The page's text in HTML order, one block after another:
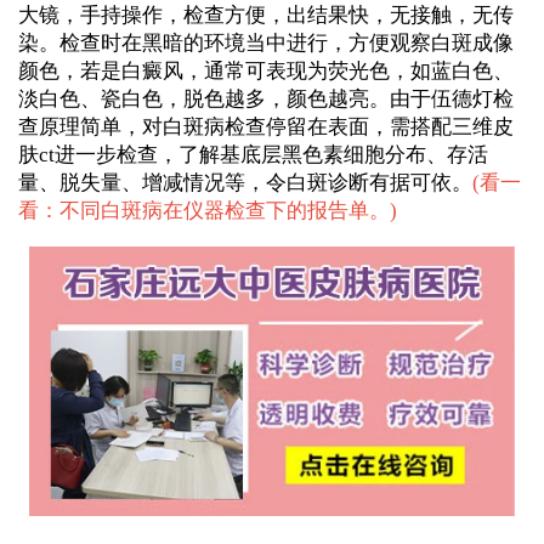
大镜，手持操作，检查方便，出结果快，无接触，无传
染。检查时在黑暗的环境当中进行，方便观察白斑成像
颜色，若是白癜风，通常可表现为荧光色，如蓝白色、
淡白色、瓷白色，脱色越多，颜色越亮。由于伍德灯检
查原理简单，对白斑病检查停留在表面，需搭配三维皮
肤ct进一步检查，了解基底层黑色素细胞分布、存活
量、脱失量、增减情况等，令白斑诊断有据可依。 (看一
看：不同白斑病在仪器检查下的报告单。 )